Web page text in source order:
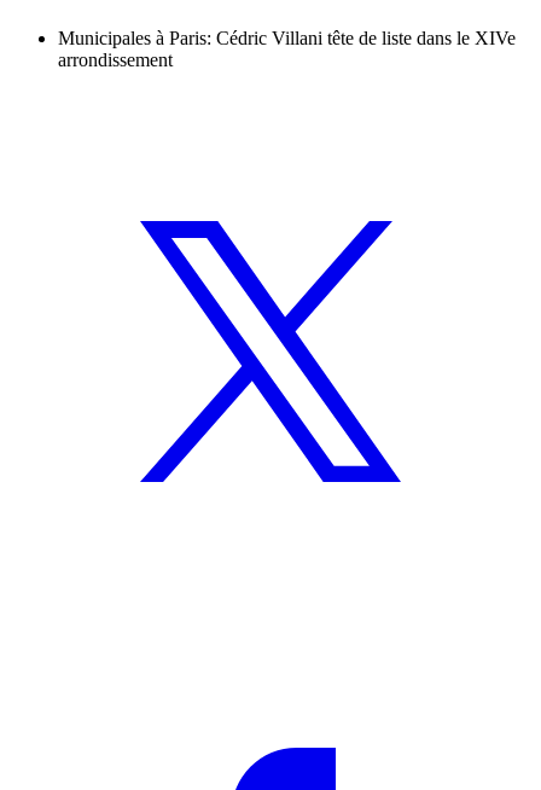
Municipales à Paris: Cédric Villani tête de liste dans le XIVe
arrondissement